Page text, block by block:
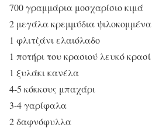
700 γραμμάρια μοσχαρίσιο κιμά
2 μεγάλα κρεμμύδια ψιλοκομμένα
1 φλιτζάνι ελαιόλαδο
1 ποτήρι του κρασιού λευκό κρασί
1 ξυλάκι κανέλα
4-5 κόκκους μπαχάρι
3-4 γαρίφαλα
2 δαφνόφυλλα